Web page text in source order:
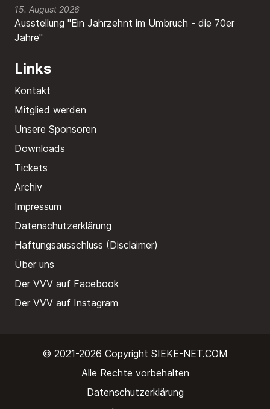
15. August 2026
Ausstellung "Ein Jahrzehnt im Umbruch - die 70er
Jahre"
Links
Kontakt
Mitglied werden
Unsere Sponsoren
Downloads
Tickets
Archiv
Impressum
Datenschutzerklärung
Haftungsausschluss (Disclaimer)
Über uns
Der VVV auf Facebook
Der VVV auf Instagram
© 2021-2026 Copyright SIEKE-NET.COM
Alle Rechte vorbehalten
Datenschutzerklärung